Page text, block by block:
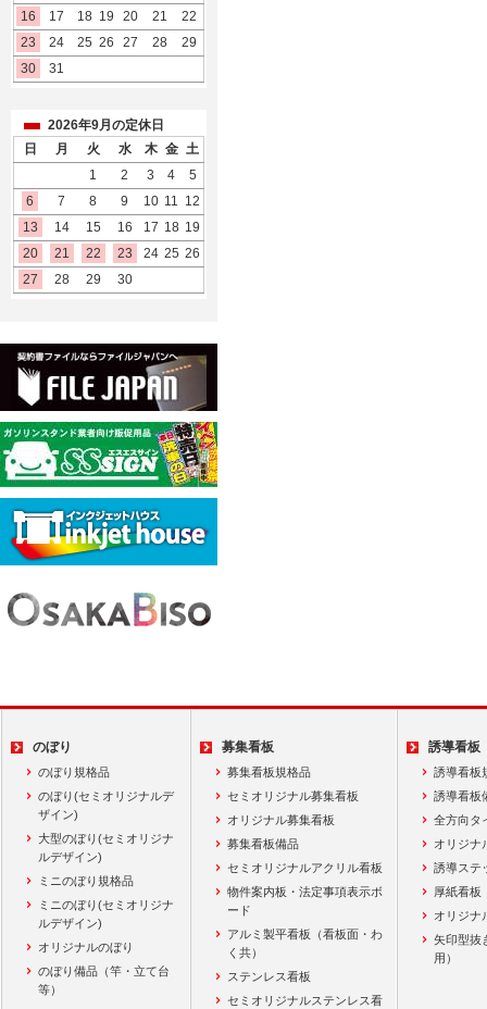
16
17 18 19 20 21
22
23
24 25 26 27 28
29
30
31
2026年9月の定休日
日
月 火 水 木 金 土
1
2 3 4
5
6
7 8 9 10 11 12
13
14 15 16 17 18 19
20
21 22 23 24 25 26
27
28 29 30
のぼり
のぼり規格品
のぼり(セミオリジナルデ
ザイン)
大型のぼり(セミオリジナ
ルデザイン)
ミニのぼり規格品
ミニのぼり(セミオリジナ
ルデザイン)
オリジナルのぼり
のぼり備品（竿・立て台
等）
募集看板
募集看板規格品
セミオリジナル募集看板
オリジナル募集看板
募集看板備品
セミオリジナルアクリル看板
物件案内板・法定事項表示ボ
ード
アルミ製平看板（看板面・わ
く共）
ステンレス看板
セミオリジナルステンレス看
誘導看板
誘導看板
誘導看板
全方向タ
オリジナ
誘導ステ
厚紙看板
オリジナ
矢印型抜
用）